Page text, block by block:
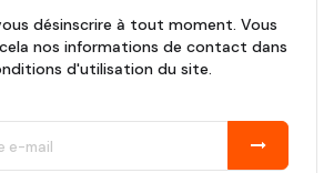
désinscrire à tout moment. Vous
nos informations de contact dans
d'utilisation du site.